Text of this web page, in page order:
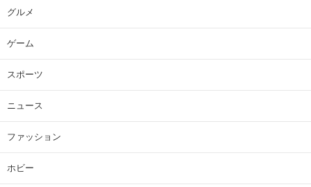
グルメ
ゲーム
スポーツ
ニュース
ファッション
ホビー